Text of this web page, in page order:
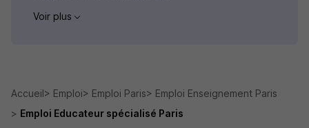
Voir plus
Accueil Emploi Emploi Paris
Emploi Enseignement Paris
Emploi Educateur spécialisé Paris